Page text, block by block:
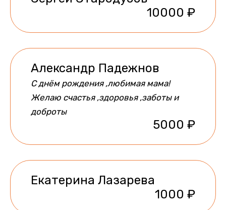
10000 ₽
Александр Падежнов
С днём рождения ,любимая мама!
Желаю счастья ,здоровья ,заботы и
доброты
5000 ₽
Екатерина Лазарева
1000 ₽